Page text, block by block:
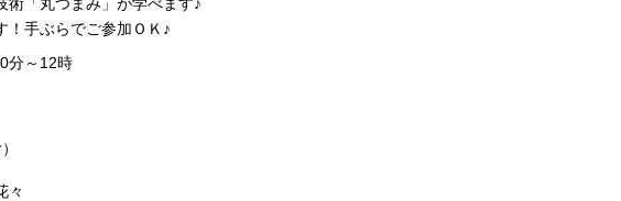
！手ぶらでご参加ＯＫ♪
分～12時
々